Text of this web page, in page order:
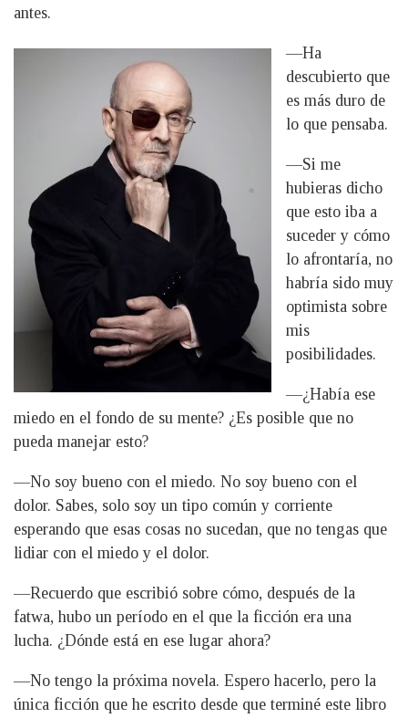
antes.
—Ha
descubierto que
es más duro de
lo que pensaba.
—Si me
hubieras dicho
que esto iba a
suceder y cómo
lo afrontaría, no
habría sido muy
optimista sobre
mis
posibilidades.
—¿Había ese
miedo en el fondo de su mente? ¿Es posible que no
pueda manejar esto?
—No soy bueno con el miedo. No soy bueno con el
dolor. Sabes, solo soy un tipo común y corriente
esperando que esas cosas no sucedan, que no tengas que
lidiar con el miedo y el dolor.
—Recuerdo que escribió sobre cómo, después de la
fatwa, hubo un período en el que la ficción era una
lucha. ¿Dónde está en ese lugar ahora?
—No tengo la próxima novela. Espero hacerlo, pero la
única ficción que he escrito desde que terminé este libro